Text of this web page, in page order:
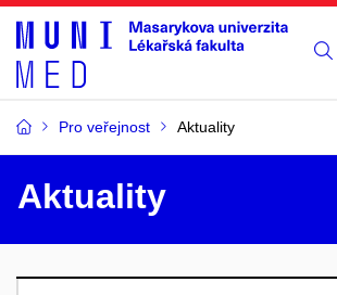
Pro veřejnost Aktuality
Aktuality